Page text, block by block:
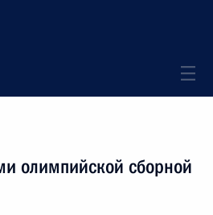
олимпийской сборной